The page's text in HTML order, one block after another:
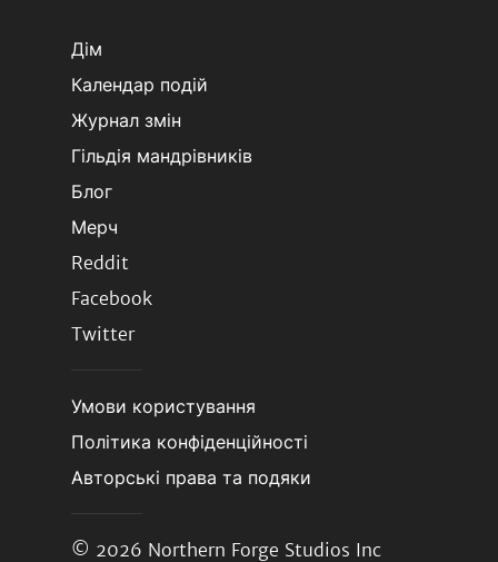
Дім
Календар подій
Журнал змін
Гільдія мандрівників
Блог
Мерч
Reddit
Facebook
Twitter
Умови користування
Політика конфіденційності
Авторські права та подяки
© 2026 Northern Forge Studios Inc